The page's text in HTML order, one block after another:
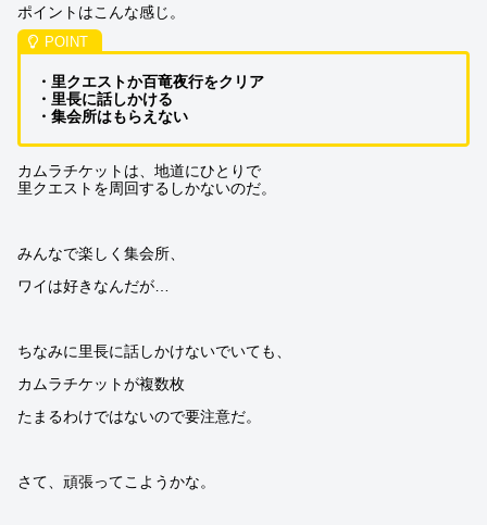
ポイントはこんな感じ。
・里クエストか百竜夜行をクリア
・里長に話しかける
・集会所はもらえない
カムラチケットは、地道にひとりで
里クエストを周回するしかないのだ。
みんなで楽しく集会所、
ワイは好きなんだが…
ちなみに里長に話しかけないでいても、
カムラチケットが複数枚
たまるわけではないので要注意だ。
さて、頑張ってこようかな。